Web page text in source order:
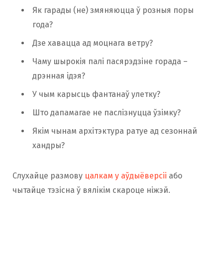
Як гарады (не) змяняюцца ў розныя поры
года?
Дзе хавацца ад моцнага ветру?
Чаму шырокія палі пасярэдзіне горада –
дрэнная ідэя?
У чым карысць фантанаў улетку?
Што дапамагае не паслізнуцца ўзімку?
Якім чынам архітэктура ратуе ад сезоннай
хандры?
Слухайце размову цалкам у аўдыёверсіі або
чытайце тэзісна ў вялікім скароце ніжэй.